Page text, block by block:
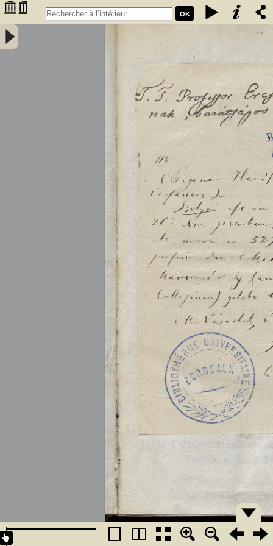
OK
Tentamen juventutem studiosam in elementa matheseos purae,
elementaris ac sublimioris, methodo intuitiva, evidentiaque huic
propria, introducendi. Cum appendice triplici. Auctore Professore
Matheseos et Physices Chemiaeque Publ. Ordinario. Tomus primus